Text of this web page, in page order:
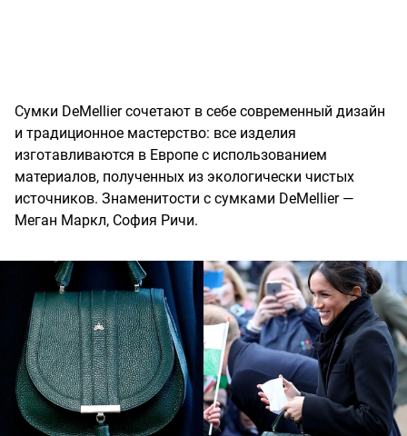
Cумки DeMellier сочетают в себе современный дизайн
и традиционное мастерство: все изделия
изготавливаются в Европе с использованием
материалов, полученных из экологически чистых
источников. Знаменитости с сумками DeMellier —
Меган Маркл, София Ричи.